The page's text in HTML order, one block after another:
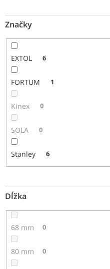
Značky
EXTOL 6
FORTUM 1
Kinex 0
SOLA 0
Stanley 6
Dĺžka
68 mm 0
80 mm 0